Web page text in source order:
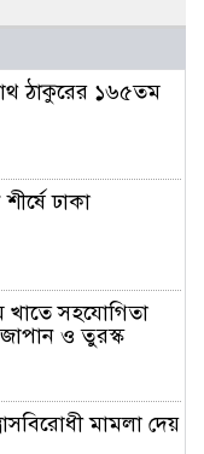
ঠাকুরের ১৬৫তম
ঢাকা
খাতে সহযোগিতা
ও তুরস্ক
মামলা দেয়